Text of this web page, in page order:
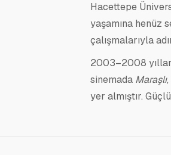
Hacettepe
yaşamına henüz
çalışmalarıyla
2003–2008
sinemada Maraşlı,
yer almıştır.